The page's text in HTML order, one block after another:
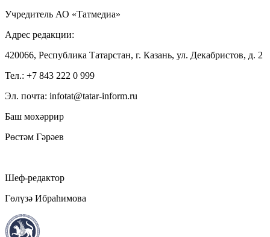
Учредитель АО «Татмедиа»
Адрес редакции:
420066, Республика Татарстан, г. Казань, ул. Декабристов, д. 2
Тел.: +7 843 222 0 999
Эл. почта: infotat@tatar-inform.ru
Баш мөхәррир
Рөстәм Гәрәев
Шеф-редактор
Гөлүзә Ибраһимова